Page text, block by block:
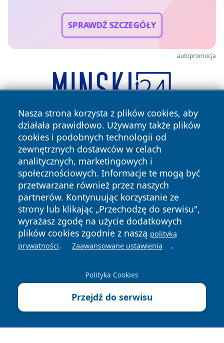
SPRAWDŹ SZCZEGÓŁY
autopromocja
Nasza strona korzysta z plików cookies, aby
działała prawidłowo. Używamy także plików
cookies i podobnych technologii od
zewnętrznych dostawców w celach
analitycznych, marketingowych i
społecznościowych. Informacje te mogą być
przetwarzane również przez naszych
partnerów. Kontynuując korzystanie ze
strony lub klikając „Przechodzę do serwisu",
wyrażasz zgodę na użycie dodatkowych
plików cookies zgodnie z naszą polityką
prywatności. Zaawansowane ustawienia .
Polityka Cookies
Przejdź do serwisu
Copyright © 2026 belchatowski24.pl Wszystkie prawa
zastrzeżone.
News Autorzy
Polityka
Prywatności
Polityka
Cookies